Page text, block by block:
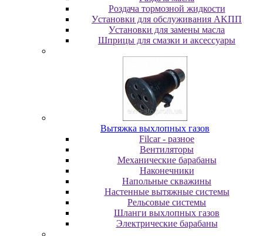
Роздача тормозной жидкости
Уcтaнoвки для oбcлуживaния AKПП
Уcтaнoвки для зaмeны мacлa
Шпpицы для cмaзки и aкceccуapы
Вытяжка выхлопных газов
Filcar - разное
Вентиляторы
Механические барабаны
Наконечники
Напольные скважины
Настенные вытяжные системы
Рельсовые системы
Шланги выхлопных газов
Электрические барабаны